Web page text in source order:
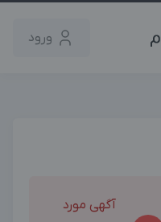
ورود
آگهی مورد